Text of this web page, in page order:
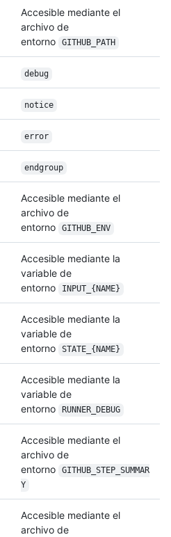
Accesible mediante el
archivo de
entorno
GITHUB_PATH
debug
notice
error
endgroup
Accesible mediante el
archivo de
entorno
GITHUB_ENV
Accesible mediante la
variable de
entorno
INPUT_{NAME}
Accesible mediante la
variable de
entorno
STATE_{NAME}
Accesible mediante la
variable de
entorno
RUNNER_DEBUG
Accesible mediante el
archivo de
entorno
GITHUB_STEP_SUMMAR
Y
Accesible mediante el
archivo de